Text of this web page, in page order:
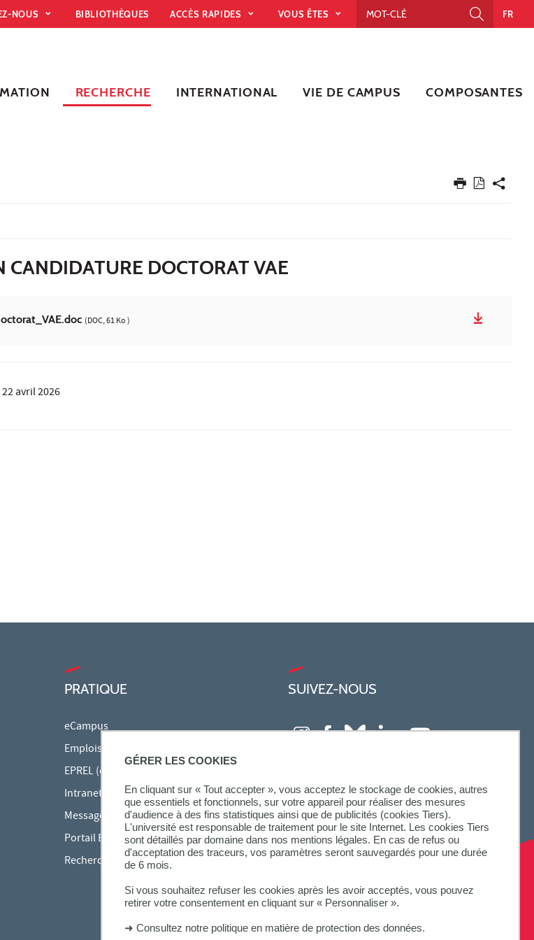
GÉRER LES COOKIES
En cliquant sur « Tout accepter », vous acceptez le stockage de cookies, autres
que essentiels et fonctionnels, sur votre appareil pour réaliser des mesures
d'audience à des fins statistiques ainsi que de publicités (cookies Tiers).
L'université est responsable de traitement pour le site Internet. Les cookies Tiers
sont détaillés par domaine dans nos mentions légales. En cas de refus ou
d'acceptation des traceurs, vos paramètres seront sauvegardés pour une durée
de 6 mois.
Si vous souhaitez refuser les cookies après les avoir acceptés, vous pouvez
retirer votre consentement en cliquant sur « Personnaliser ».
➜ Consultez notre politique en matière de protection des données.
NOUS BIBLIOTHÈQUES ACCÈS RAPIDES VOUS ÊTES FR
RECHERCHE INTERNATIONAL VIE DE CAMPUS COMPOSANTES
DOCTORAT VAE
(DOC, 61 Ko )
22 avril 2026
PRATIQUE
eCampus
Emplois du temps en ligne
EPREL (cours en ligne)
Intranet des personnels
Messagerie étudiante
Portail Bu Athéna
Rechercher une formation
SUIVEZ-NOUS